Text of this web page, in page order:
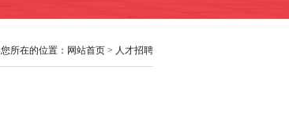
您所在的位置：网站首页 > 人才招聘